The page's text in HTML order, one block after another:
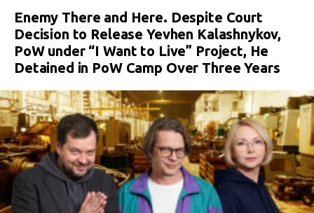
Enemy There and Here. Despite Court
Decision to Release Yevhen Kalashnykov,
PoW under “I Want to Live” Project, He
Detained in PoW Camp Over Three Years